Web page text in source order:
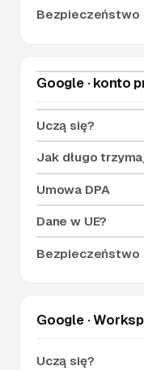
Google · konto
Google ·